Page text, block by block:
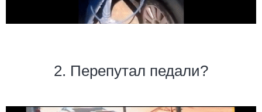
2. Перепутал педали?